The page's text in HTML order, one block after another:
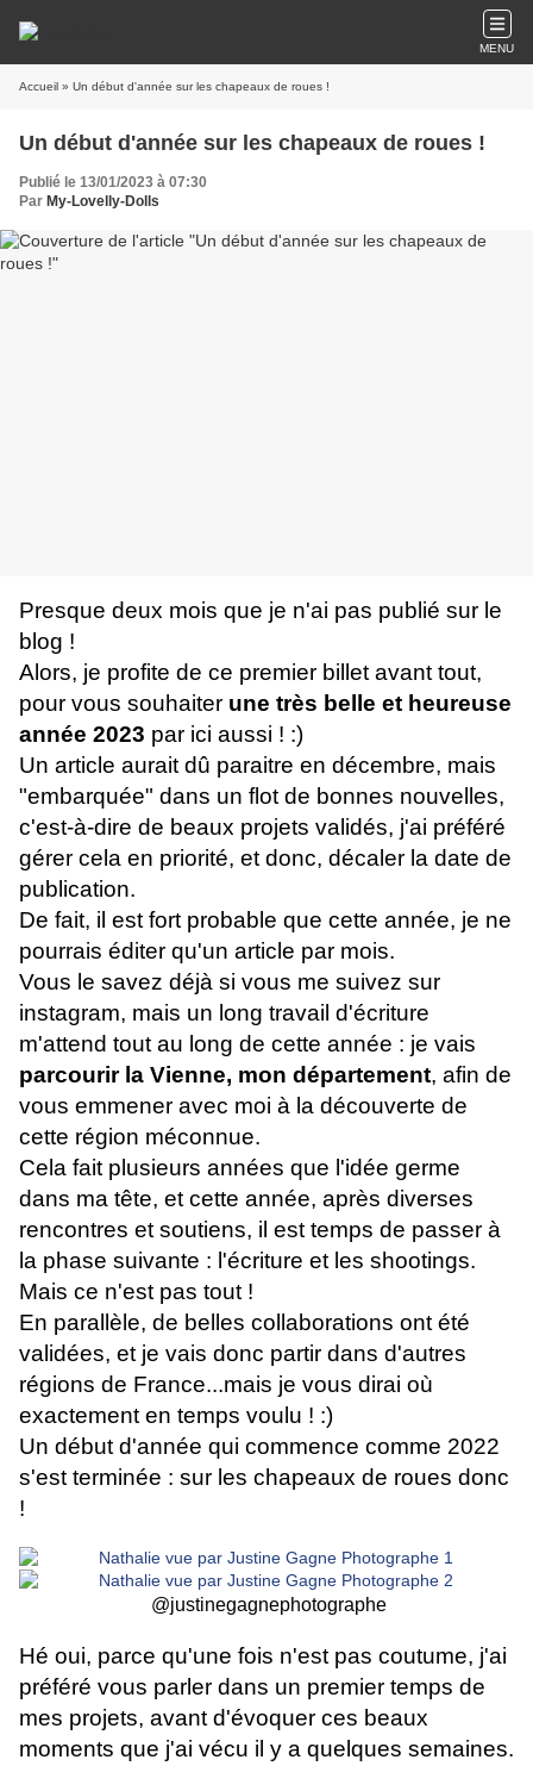
MENU
Accueil » Un début d'année sur les chapeaux de roues !
Un début d'année sur les chapeaux de roues !
Publié le 13/01/2023 à 07:30
Par My-Lovelly-Dolls
Presque deux mois que je n'ai pas publié sur le
blog !
Alors, je profite de ce premier billet avant tout,
pour vous souhaiter une très belle et heureuse
année 2023 par ici aussi ! :)
Un article aurait dû paraitre en décembre, mais
"embarquée" dans un flot de bonnes nouvelles,
c'est-à-dire de beaux projets validés, j'ai préféré
gérer cela en priorité, et donc, décaler la date de
publication.
De fait, il est fort probable que cette année, je ne
pourrais éditer qu'un article par mois.
Vous le savez déjà si vous me suivez sur
instagram, mais un long travail d'écriture
m'attend tout au long de cette année : je vais
parcourir la Vienne, mon département, afin de
vous emmener avec moi à la découverte de
cette région méconnue.
Cela fait plusieurs années que l'idée germe
dans ma tête, et cette année, après diverses
rencontres et soutiens, il est temps de passer à
la phase suivante : l'écriture et les shootings.
Mais ce n'est pas tout !
En parallèle, de belles collaborations ont été
validées, et je vais donc partir dans d'autres
régions de France...mais je vous dirai où
exactement en temps voulu ! :)
Un début d'année qui commence comme 2022
s'est terminée : sur les chapeaux de roues donc
!
@justinegagnephotographe
Hé oui, parce qu'une fois n'est pas coutume, j'ai
préféré vous parler dans un premier temps de
mes projets, avant d'évoquer ces beaux
moments que j'ai vécu il y a quelques semaines.